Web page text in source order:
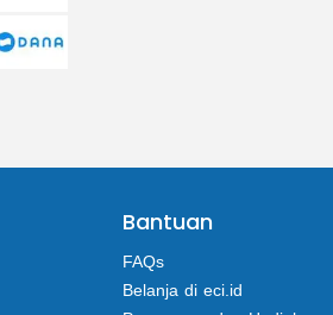
Bantuan
FAQs
Belanja di eci.id